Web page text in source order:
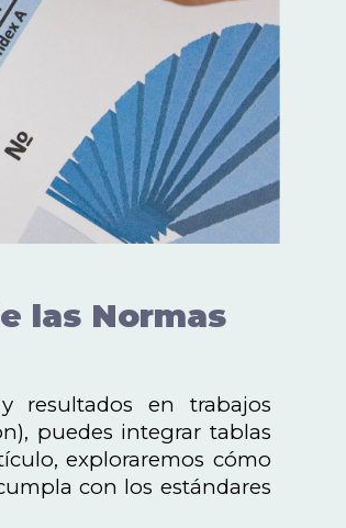
las Normas
resultados en trabajos
puedes integrar tablas
exploraremos cómo
con los estándares